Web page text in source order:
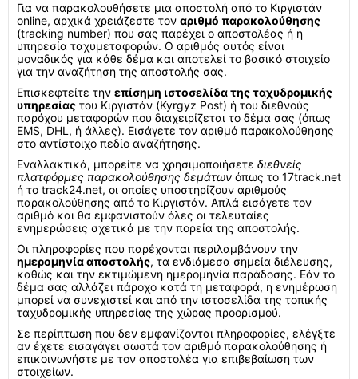
Για να παρακολουθήσετε μια αποστολή από το Κιργιστάν
online, αρχικά χρειάζεστε τον αριθμό παρακολούθησης
(tracking number) που σας παρέχει ο αποστολέας ή η
υπηρεσία ταχυμεταφορών. Ο αριθμός αυτός είναι
μοναδικός για κάθε δέμα και αποτελεί το βασικό στοιχείο
για την αναζήτηση της αποστολής σας.
Επισκεφτείτε την επίσημη ιστοσελίδα της ταχυδρομικής
υπηρεσίας του Κιργιστάν (Kyrgyz Post) ή του διεθνούς
παρόχου μεταφορών που διαχειρίζεται το δέμα σας (όπως
EMS, DHL, ή άλλες). Εισάγετε τον αριθμό παρακολούθησης
στο αντίστοιχο πεδίο αναζήτησης.
Εναλλακτικά, μπορείτε να χρησιμοποιήσετε διεθνείς
πλατφόρμες παρακολούθησης δεμάτων όπως το 17track.net
ή το track24.net, οι οποίες υποστηρίζουν αριθμούς
παρακολούθησης από το Κιργιστάν. Απλά εισάγετε τον
αριθμό και θα εμφανιστούν όλες οι τελευταίες
ενημερώσεις σχετικά με την πορεία της αποστολής.
Οι πληροφορίες που παρέχονται περιλαμβάνουν την
ημερομηνία αποστολής, τα ενδιάμεσα σημεία διέλευσης,
καθώς και την εκτιμώμενη ημερομηνία παράδοσης. Εάν το
δέμα σας αλλάζει πάροχο κατά τη μεταφορά, η ενημέρωση
μπορεί να συνεχιστεί και από την ιστοσελίδα της τοπικής
ταχυδρομικής υπηρεσίας της χώρας προορισμού.
Σε περίπτωση που δεν εμφανίζονται πληροφορίες, ελέγξτε
αν έχετε εισαγάγει σωστά τον αριθμό παρακολούθησης ή
επικοινωνήστε με τον αποστολέα για επιβεβαίωση των
στοιχείων.